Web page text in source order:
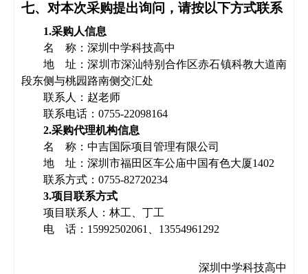
七、对本次采购提出询问，请按以下方式联系
1.采购人信息
名 称： 深圳中学科技高中
地址：深圳市深汕特别合作区赤石镇科教大道南
段东侧与桃园路南侧交汇处
联系人： 赵老师
联系电话： 0755-22098164
2.采购代理机构信息
名 称：中吉国际项目管理有限公司
地 址：深圳市福田区车公庙中国有色大厦1402
联系方式： 0755-82720234
3.项目联系方式
项目联系人： 林工、丁工
电 话： 15992502061、13554961292
深圳中学科技高中